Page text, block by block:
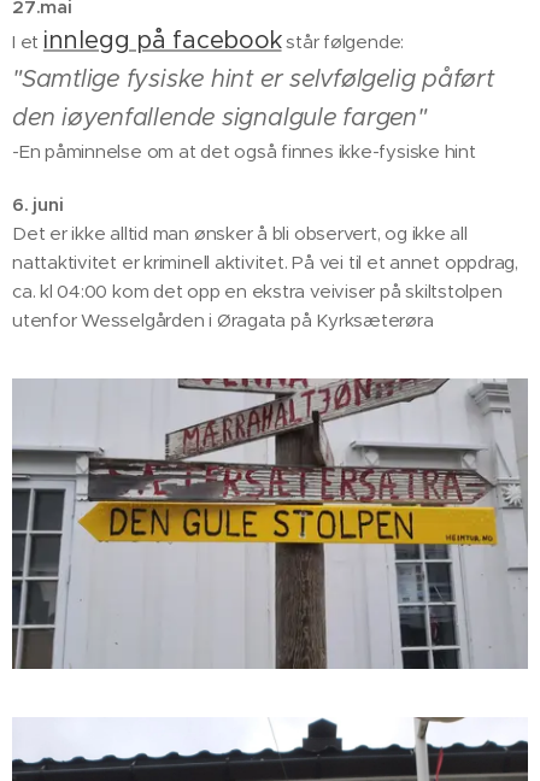
27.mai
I et innlegg på facebookstår følgende:
"Samtlige fysiske hint er selvfølgelig påført
den iøyenfallende signalgule fargen"
-En påminnelse om at det også finnes ikke-fysiske hint
6. juni
Det er ikke alltid man ønsker å bli observert, og ikke all
nattaktivitet er kriminell aktivitet. På vei til et annet oppdrag,
ca. kl 04:00 kom det opp en ekstra veiviser på skiltstolpen
utenfor Wesselgården i Øragata på Kyrksæterøra